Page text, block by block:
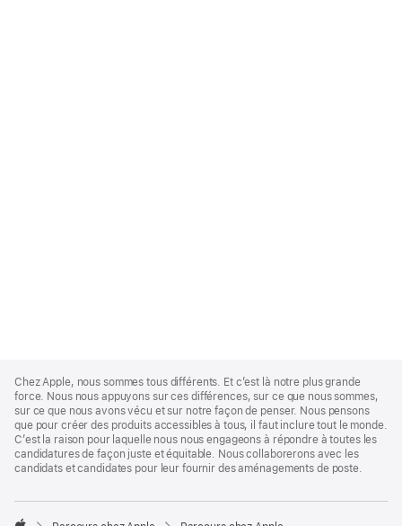
Footer
Chez Apple, nous sommes tous différents. Et c’est là notre plus grande
force. Nous nous appuyons sur ces différences, sur ce que nous sommes,
sur ce que nous avons vécu et sur notre façon de penser. Nous pensons
que pour créer des produits accessibles à tous, il faut inclure tout le monde.
C’est la raison pour laquelle nous nous engageons à répondre à toutes les
candidatures de façon juste et équitable. Nous collaborerons avec les
candidats et candidates pour leur fournir des aménagements de poste.